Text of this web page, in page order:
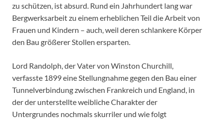
zu schützen, ist absurd. Rund ein Jahrhundert lang war
Bergwerksarbeit zu einem erheblichen Teil die Arbeit von
Frauen und Kindern – auch, weil deren schlankere Körper
den Bau größerer Stollen ersparten.
Lord Randolph, der Vater von Winston Churchill,
verfasste 1899 eine Stellungnahme gegen den Bau einer
Tunnelverbindung zwischen Frankreich und England, in
der der unterstellte weibliche Charakter der
Untergrundes nochmals skurriler und wie folgt